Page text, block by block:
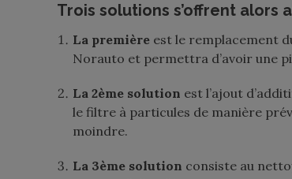
Trois solutions s’offrent alors
La première est le remplacement
Norauto et permettra d’avoir une
La 2ème solution est l’ajout
le filtre à particules de manière
moindre.
La 3ème solution consiste au